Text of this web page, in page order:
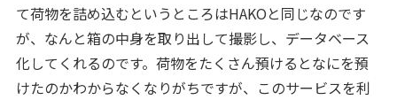
て荷物を詰め込むというところはHAKOと同じなのです
が、なんと箱の中身を取り出して撮影し、データベース
化してくれるのです。荷物をたくさん預けるとなにを預
けたのかわからなくなりがちですが、このサービスを利